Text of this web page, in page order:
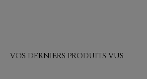
VOS DERNIERS PRODUITS VUS